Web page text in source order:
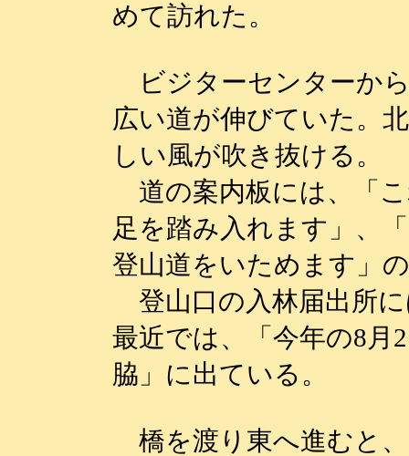
めて訪れた。
ビジターセンターか
広い道が伸びていた。
しい風が吹き抜ける。
道の案内板には、「
足を踏み入れます」、
登山道をいためます」
登山口の入林届出所
最近では、「今年の8月
脇」に出ている。
橋を渡り東へ進むと